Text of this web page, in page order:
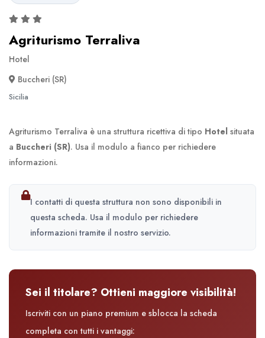
Agriturismo Terraliva
Hotel
Buccheri (SR)
Sicilia
Agriturismo Terraliva è una struttura ricettiva di tipo Hotel situata
a Buccheri (SR). Usa il modulo a fianco per richiedere
informazioni.
I contatti di questa struttura non sono disponibili in
questa scheda. Usa il modulo per richiedere
informazioni tramite il nostro servizio.
Sei il titolare? Ottieni maggiore visibilità!
Iscriviti con un piano premium e sblocca la scheda
completa con tutti i vantaggi: